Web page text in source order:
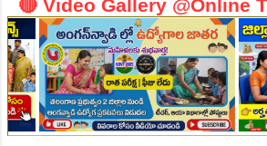
🔴 Video Gallery @Online